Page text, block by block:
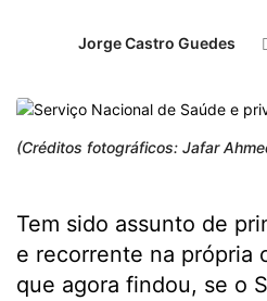
Jorge Castro Guedes
(Créditos fotográficos: Jafar
Tem sido assunto de
e recorrente na própria
que agora findou, se o